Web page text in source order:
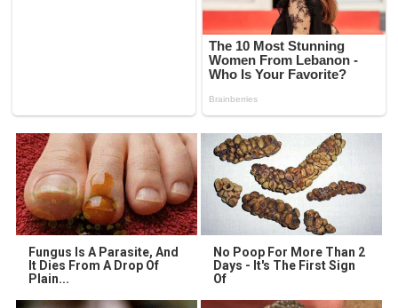
Fungus Is A Parasite, And
It Dies From A Drop Of
Plain...
No Poop For More Than 2
Days - It's The First Sign
Of